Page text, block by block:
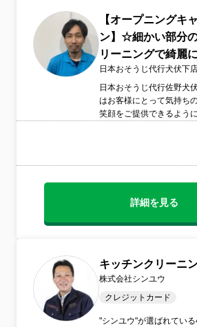
【オープニングキ
ン】☆細かい部分
リーニングで綺麗
日本おそうじ代行犬伏下
日本おそうじ代行佐野犬
はお客様にとって気持ち
笑顔をご提供できるよう
作業し清掃の説明も交え
努力と研究を重ねており
ことを楽しみにしていま
詳細を見る
キッチンクリーニ
株式会社シンユウ
クレジットカード
"シンユウ"が選ばれてい